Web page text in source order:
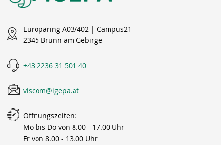
Europaring A03/402 | Campus21
2345 Brunn am Gebirge
+43 2236 31 501 40
viscom@igepa.at
Öffnungszeiten:
Mo bis Do von 8.00 - 17.00 Uhr
Fr von 8.00 - 13.00 Uhr